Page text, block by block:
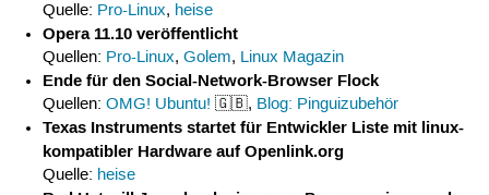
Quelle: Pro-Linux, heise
Opera 11.10 veröffentlicht
Quellen: Pro-Linux,Golem, Linux Magazin
Ende für den Social-Network-Browser Flock
Quellen:OMG! Ubuntu! 🇬🇧, Blog: Pinguizubehör
Texas Instruments startet für Entwickler Liste mit linux-
kompatibler Hardware auf Openlink.org
Quelle: heise